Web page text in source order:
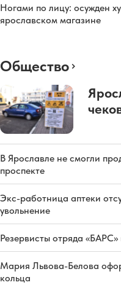
Ногами по лицу: осужден
ярославском магазине
Общество
В Ярославле не смогли
проспекте
Экс-работница аптеки
увольнение
Резервисты отряда
Мария Львова-Белова
кольца